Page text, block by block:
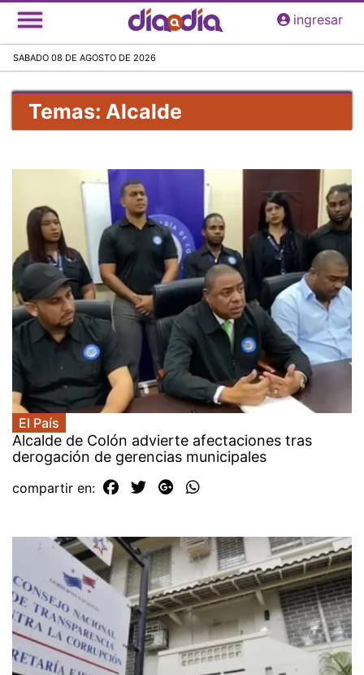
Pasar
al
principal
ingresar
SABADO 08 DE AGOSTO DE 2026
Temas: Alcalde
El País
Alcalde de Colón advierte afectaciones tras
derogación de gerencias municipales
compartir en: